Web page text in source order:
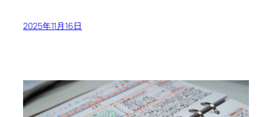
2025年11月16日